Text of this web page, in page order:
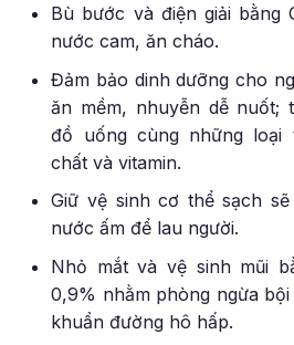
Bù bước và điện giải bằng
nước cam, ăn cháo.
Đảm bảo dinh dưỡng cho
ăn mềm, nhuyễn dễ nuốt;
đồ uống cùng những loại
chất và vitamin.
Giữ vệ sinh cơ thể sạch
nước ấm để lau người.
Nhỏ mắt và vệ sinh mũi
0,9% nhằm phòng ngừa
khuẩn đường hô hấp.